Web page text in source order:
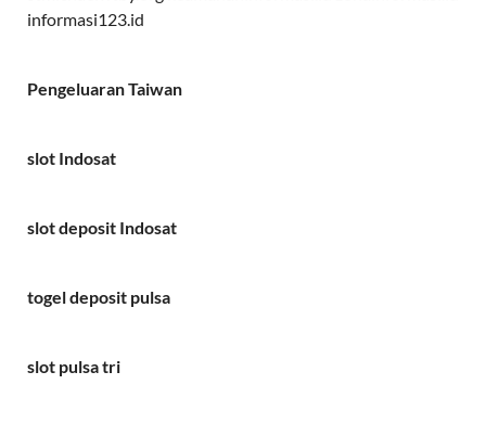
informasi123.id
Pengeluaran Taiwan
slot Indosat
slot deposit Indosat
togel deposit pulsa
slot pulsa tri